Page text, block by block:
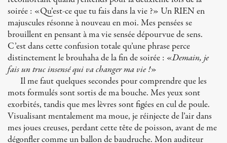
soirée : «Qu’est-ce que tu fais dans la vie ?» Un RIEN en
majuscules résonne à nouveau en moi. Mes pensées se
brouillent en pensant à ma vie sensée dépourvue de sens.
C’est dans cette confusion totale qu’une phrase perce
distinctement le brouhaha de la fin de soirée : «Demain, je
fais un truc insensé qui va changer ma vie !»
Il me faut quelques secondes pour comprendre que les
mots formulés sont sortis de ma bouche. Mes yeux sont
exorbités, tandis que mes lèvres sont figées en cul de poule.
Visualisant mentalement ma moue, je réinjecte de l’air dans
mes joues creuses, perdant cette tête de poisson, avant de me
dégonfler comme un ballon de baudruche. Mon auditeur